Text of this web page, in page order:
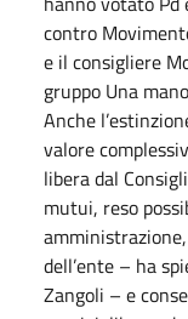
contro
e il consigliere
gruppo Una
Anche
valore
libera dal
mutui, reso
dell’ente – ha
Zangoli – e